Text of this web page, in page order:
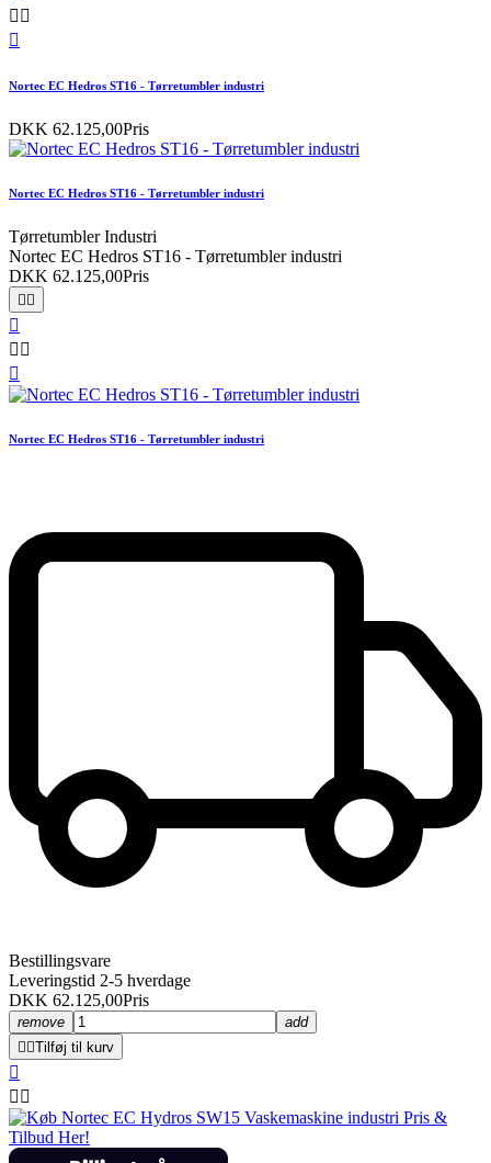
 

Nortec EC Hedros ST16 - Tørretumbler industri
DKK 62.125,00Pris
Nortec EC Hedros ST16 - Tørretumbler industri
Tørretumbler Industri
Nortec EC Hedros ST16 - Tørretumbler industri
DKK 62.125,00Pris
 

 

Nortec EC Hedros ST16 - Tørretumbler industri
Bestillingsvare
Leveringstid 2-5 hverdage
DKK 62.125,00Pris
remove
add
 Tilføj til kurv

 